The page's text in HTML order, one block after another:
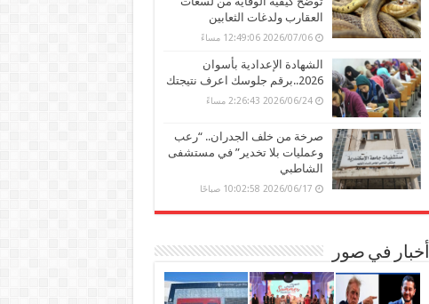
العقارب ولدغات الثعابين
2026/07/06 12:49:06 مساءً
الشهادة الإعدادية بأسوان
2026..برقم جلوسك اعرف نتيجتك
2026/06/24 2:26:43 مساءً
صرخة من خلف الجدران.. “رعب
وعمليات بلا تخدير” في مستشفى
الشاطبي
2026/06/17 10:02:58 صباحًا
أخبار في صور